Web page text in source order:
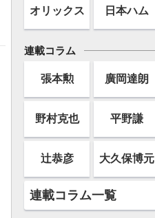
オリックス 日本ハム
連載コラム
張本勲 廣岡達朗
野村克也 平野謙
辻恭彦 大久保博元
連載コラム一覧